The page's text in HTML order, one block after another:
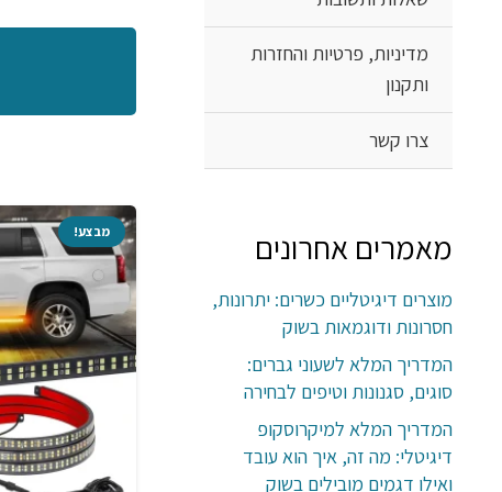
מבצע!
מדיניות, פרטיות והחזרות
ותקנון
צרו קשר
מאמרים אחרונים
מוצרים דיגיטליים כשרים: יתרונות,
חסרונות ודוגמאות בשוק
המדריך המלא לשעוני גברים:
סוגים, סגנונות וטיפים לבחירה
המדריך המלא למיקרוסקופ
דיגיטלי: מה זה, איך הוא עובד
ואילו דגמים מובילים בשוק